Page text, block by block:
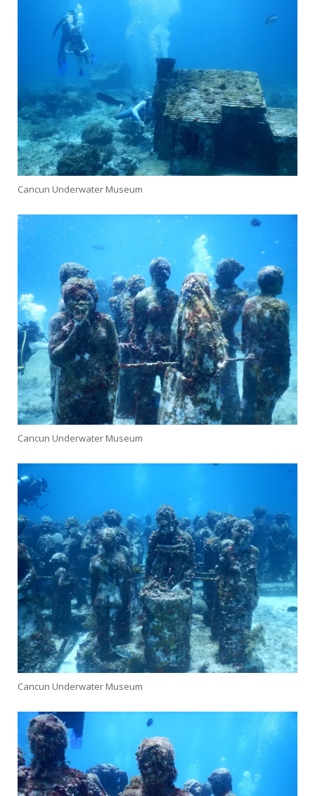
Cancun Underwater Museum
Cancun Underwater Museum
Cancun Underwater Museum